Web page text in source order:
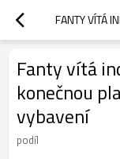
Fanty vítá
konečnou
vybavení
podíl